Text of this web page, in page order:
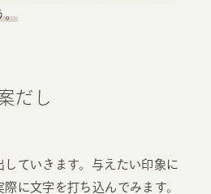
。
だし
ていきます。与えたい印象に
に文字を打ち込んでみます。